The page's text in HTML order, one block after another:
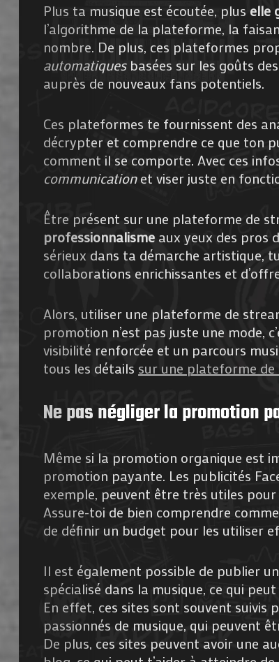
Plus ta musique est écoutée, plus elle
l’algorithme de la plateforme, la
nombre. De plus, ces plateformes
automatiquesbasées sur les goûts
auprès de nouveaux fans potentiels.
Ces plateformes te fournissent des
décrypter et comprendre ce que ton
comment il se comporte. Avec ces
communicationet viser juste en
Être présent sur une plateforme de
professionnalisme aux yeux des pros
sérieux dans ta démarche artistique,
collaborations enrichissantes et
Alors, utiliser une plateforme de
promotion n’est pas juste une mode,
visibilité renforcée et un parcours
tous les détails sur une plateforme
Ne pas négliger la promotion
Même si la promotion organique est
promotion payante. Les publicités
exemple, peuvent être très utiles
Assure-toi de bien comprendre
de définir un budget pour les utiliser
Il est également possible de publier
spécialisé dans la musique, ce qui
En effet, ces sites sont souvent suivis
passionnés de musique, qui peuvent
De plus, ces sites peuvent avoir une